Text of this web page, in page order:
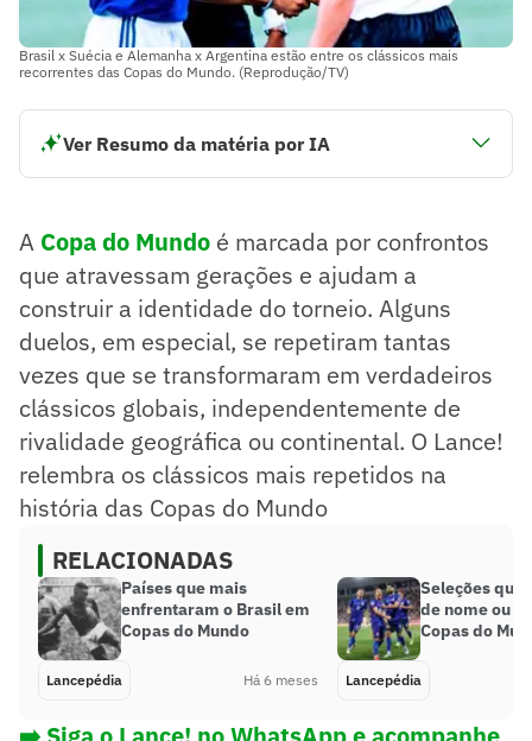
Brasil x Suécia e Alemanha x Argentina estão entre os clássicos mais
recorrentes das Copas do Mundo. (Reprodução/TV)
Ver Resumo da matéria por IA
em fases decisivas.
Clássicos como Brasil x Suécia e Alemanha x Argentina se
destacam na história.
Resumo supervisionado pelo jornalista!
A Copa do Mundo é marcada por confrontos
que atravessam gerações e ajudam a
construir a identidade do torneio. Alguns
duelos, em especial, se repetiram tantas
vezes que se transformaram em verdadeiros
clássicos globais, independentemente de
rivalidade geográfica ou continental. O Lance!
relembra os clássicos mais repetidos na
história das Copas do Mundo
RELACIONADAS
Países que mais
enfrentaram o Brasil em
Copas do Mundo
Lancepédia Há 6 meses
Seleções que
de nome ou
Copas do
Lancepédia